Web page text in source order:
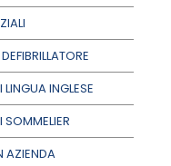
INGLESE
AZIENDA